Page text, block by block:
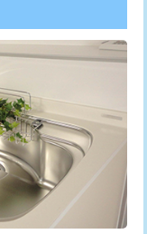
3,300円
5,500円
5,500円
11,000円
+3,300円
33,000円
8,800円
11,000円
22,000円